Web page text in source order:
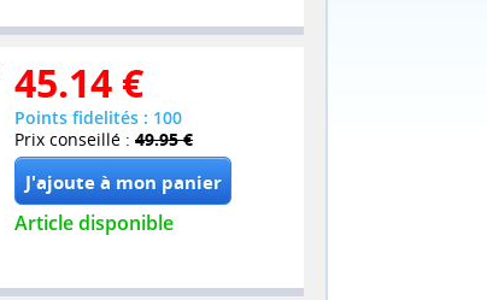
45.14 €
Points fidelités : 100
Prix conseillé : 49.95 €
Article disponible